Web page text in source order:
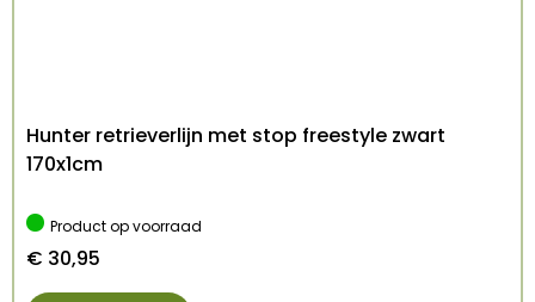
Hunter retrieverlijn met stop freestyle zwart
170x1cm
Product op voorraad
€ 30,95